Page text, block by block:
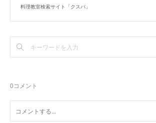
料理教室検索サイト「クスパ」
0コメント